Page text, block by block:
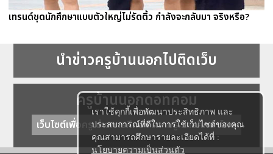
เราใช้คุกกี้เพื่อพัฒนาประสิทธิภาพ และ
ประสบการณ์ที่ดีในการใช้เว็บไซต์ของคุณ
คุณสามารถศึกษารายละเอียดได้ที่ :
นโยบายความเป็นส่วนตัว
เทรนด์ชุดนักศึกษาแบบตัวใหญ่ไม่รัดติ้ว กำลังจะกลับมา จริงหรือ?
นำข่าวครูบ้านนอกไปติดเว็บ
ครูบ้านนอกดอทคอม
เว็บไซต์เพื่อครู ข่าวการศึกษา ความรู้ การศึกษาไทย